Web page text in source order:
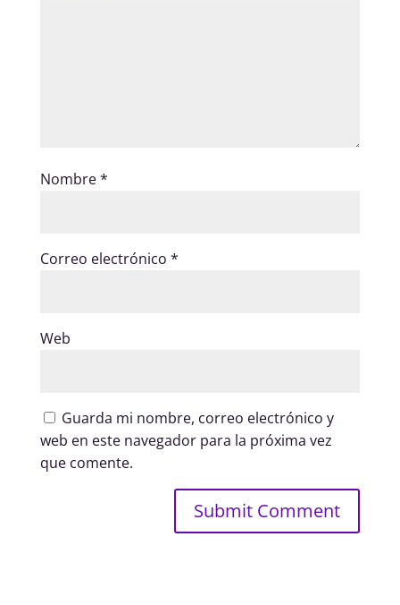
Nombre*
Correo electrónico *
Web
Guarda mi nombre, correo electrónico y
web en este navegador para la próxima vez
que comente.